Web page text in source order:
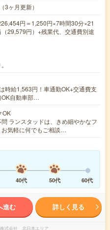
3ヶ月更新）
円＝1,250円×7時間30分×21
29,579円）+残業代、交通費別途
給1,563円！車通勤OK+交通費支
OK自動車部…
OK
ランスタッドは、きめ細やかなフ
お気軽に何でもご相談…
40代 50代 60代
進む 詳しく見る
式会社 北日本エリア